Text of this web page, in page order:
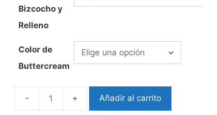
Bizcocho y
Relleno
Color de
Buttercream
Pastel
Añadir al carrito